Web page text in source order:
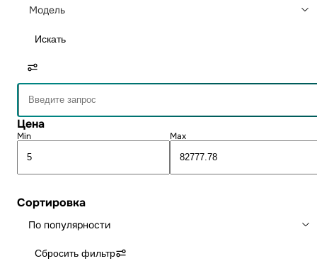
Модель
Искать
Цена
Min Max
Сортировка
По популярности
Сбросить фильтр